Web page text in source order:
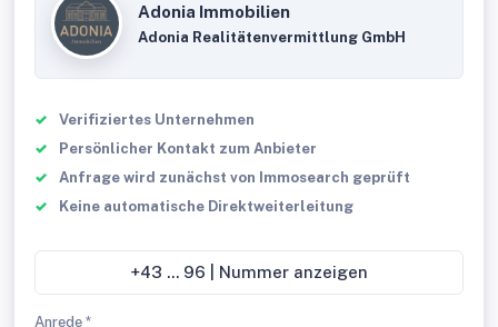
Adonia Immobilien
Adonia Realitätenvermittlung GmbH
Verifiziertes Unternehmen
Persönlicher Kontakt zum Anbieter
Anfrage wird zunächst von Immosearch geprüft
Keine automatische Direktweiterleitung
+43 ... 96 | Nummer anzeigen
Anrede *